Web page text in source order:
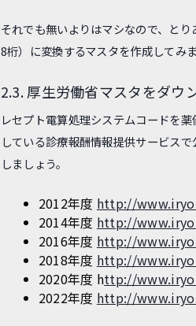
それでも無いよりはマシなので、と
8桁）に変換するマスタを作成してみま
2.3. 厚生労働省マスタをダウ
レセプト電算処理システムコードを
している診療報酬情報提供サービス
しましょう。
2012年度 http://
2014年度 http://
2016年度 http://
2018年度 http://
2020年度 http://
2022年度 http://